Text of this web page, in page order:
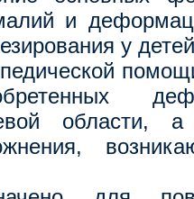
и
у
области,